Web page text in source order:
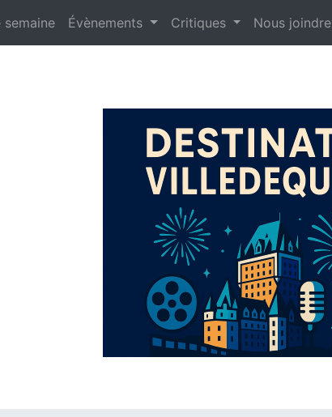
Évènements Critiques Nous joindre